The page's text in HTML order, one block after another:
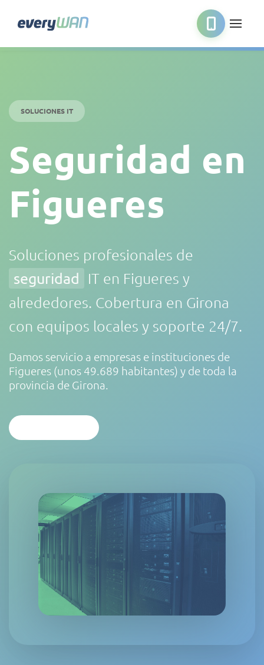
SOLUCIONES IT
Seguridad en
Figueres
Soluciones profesionales de
seguridad IT en Figueres y
alrededores. Cobertura en Girona
con equipos locales y soporte 24/7.
Damos servicio a empresas e instituciones de
Figueres (unos 49.689 habitantes) y de toda la
provincia de Girona.